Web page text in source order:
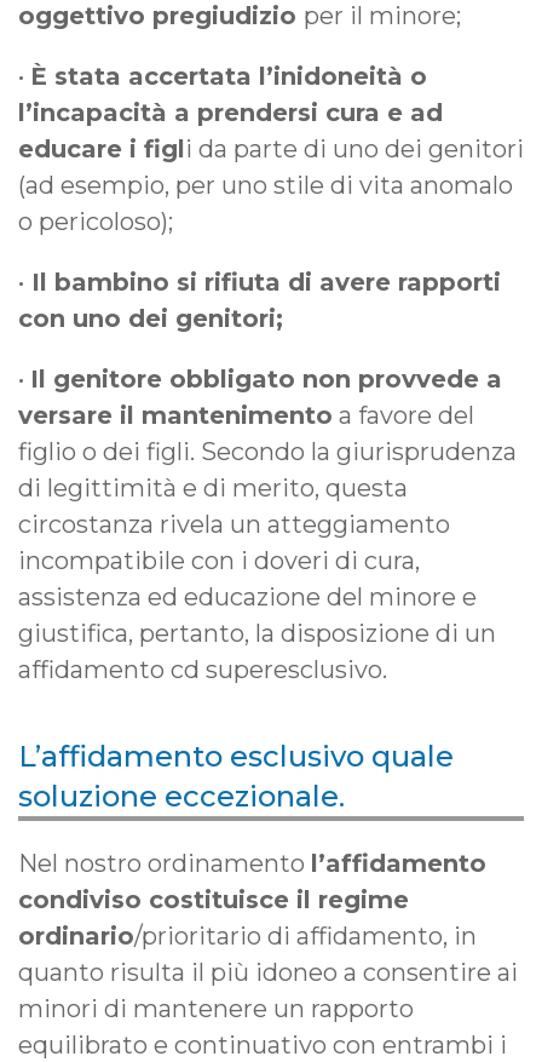
oggettivo pregiudizio per il minore;
• È stata accertata l’inidoneità o
l’incapacità a prendersi cura e ad
educare i figli da parte di uno dei genitori
(ad esempio, per uno stile di vita anomalo
o pericoloso);
• Il bambino si rifiuta di avere rapporti
con uno dei genitori;
• Il genitore obbligato non provvede a
versare il mantenimento a favore del
figlio o dei figli. Secondo la giurisprudenza
di legittimità e di merito, questa
circostanza rivela un atteggiamento
incompatibile con i doveri di cura,
assistenza ed educazione del minore e
giustifica, pertanto, la disposizione di un
affidamento cd superesclusivo.
L’affidamento esclusivo quale
soluzione eccezionale.
Nel nostro ordinamento l’affidamento
condiviso costituisce il regime
ordinario/prioritario di affidamento, in
quanto risulta il più idoneo a consentire ai
minori di mantenere un rapporto
equilibrato e continuativo con entrambi i